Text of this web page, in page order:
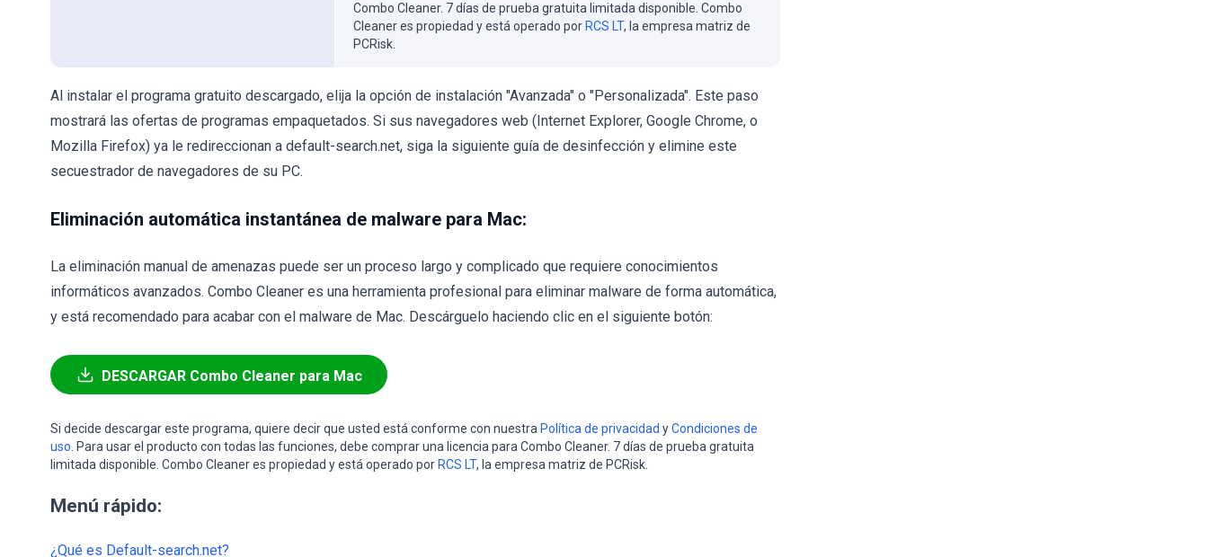
Combo Cleaner. 7 días de prueba gratuita limitada disponible. Combo
Cleaner es propiedad y está operado por RCS LT, la empresa matriz de
PCRisk.
Al instalar el programa gratuito descargado, elija la opción de instalación "Avanzada" o "Personalizada". Este paso
mostrará las ofertas de programas empaquetados. Si sus navegadores web (Internet Explorer, Google Chrome, o
Mozilla Firefox) ya le redireccionan a default-search.net, siga la siguiente guía de desinfección y elimine este
secuestrador de navegadores de su PC.
Eliminación automática instantánea de malware para Mac:
La eliminación manual de amenazas puede ser un proceso largo y complicado que requiere conocimientos
informáticos avanzados. Combo Cleaner es una herramienta profesional para eliminar malware de forma automática,
y está recomendado para acabar con el malware de Mac. Descárguelo haciendo clic en el siguiente botón:
DESCARGAR Combo Cleaner para Mac
Si decide descargar este programa, quiere decir que usted está conforme con nuestra Política de privacidad yCondiciones de
uso . Para usar el producto con todas las funciones, debe comprar una licencia para Combo Cleaner. 7 días de prueba gratuita
limitada disponible. Combo Cleaner es propiedad y está operado por RCS LT, la empresa matriz de PCRisk.
Menú rápido:
¿Qué es Default-search.net?